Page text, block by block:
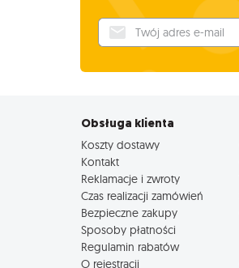
Twój adres e-mail
Obsługa klienta
Koszty dostawy
Kontakt
Reklamacje i zwroty
Czas realizacji zamówień
Bezpieczne zakupy
Sposoby płatności
Regulamin rabatów
O rejestracji